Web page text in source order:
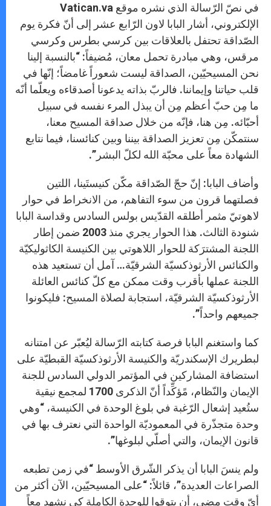
في نصّ الرّسالة الذي نشره موقع Vatican.va
الإلكتروني، أشار البابا لاون الرّابع عشر إلى أنّ فكرة يوم
الصّداقة تحتفل بالعلاقات بين كرسي بطرس وكرسي
مرقس، وهي مبادرة تحمل معان، مُضيفاً: “بالنسبة إلينا
نحن المسيحيّين، الصداقة ليست شعوراً غامضاً؛ إنّها في
قلب حياتنا وإيماننا. فالربّ بذاته يدعونا أصدقاءه ويعلّما أنّه
ما مِن حبّ أعظم مِن أن يبذل المرء نفسه في سبيل
أحبّائه. مِن هنا، فإنّه من خلال صداقة المسيح معنا،
سنتمكّن مِن تعزيز الصداقة بيننا وبين كنائسنا، فيما نتابع
الشهادة معاً على محبّة الله لكلّ البشر”.
وأضاف البابا: إنّ حجّ الصّداقة مكّن كنيستَينا، اللتين
فصلتهما قرون من سوء التفاهم، من الانخراط في حوار
لاهوتيّ مثمر أطلقه القدّيس بولس السادس وقداسة البابا
شنودة الثالث. هذا الحوار يجري منذ 2003 ضمن إطار
اللجنة المشترَكة للحوار اللاهوتي بين الكنيسة الكاثوليكيّة
والكنائس الأرثوذكسيّة الشرقيّة… آمل أن تستعيد هذه
اللجنة عملها بأقرب وقت ممكن مع كلّ كنائس العائلة
الأرثوذكسيّة الشرقيّة، استجابة لصلاة المسيح: فليكونوا
جميعهم واحداً”.
كما واستغنم البابا فرصة كتابته الرّسالة ليُعبّر عن امتنانه
لبطريرك الإسكندريّة والكنيسة الأرثوذكسيّة القبطيّة على
استضافة المشاركين في المؤتمر الدولي السادس للجنة
الإيمان والنّظام، مًؤكِّداً أنّ الذكرى 1700 لمجمع نيقية
ستُعيد إشعال الرّغبة في بلوغ الوحدة في الكنيسة، “وهي
وحدة متجذّرة في المعموديّة الواحدة التي نعترف بها في
قانون الإيمان، والتي أصلّي لبلوغها”.
ولم ينسَ البابا أن يذكر الشّرق الأوسط “في زمن تطبعه
الصراعات العديدة”، قائلاً: “على المسيحيّين، الآن أكثر من
أيّ وقت مضى، أن يتوقوا للوحدة الكاملة كي نشهد معاً